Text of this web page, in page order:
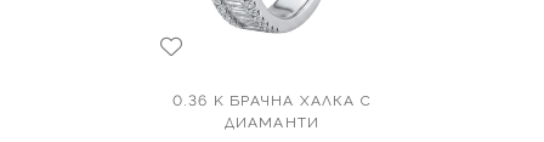
0.36 K БРАЧНА ХАЛКА С
ДИАМАНТИ